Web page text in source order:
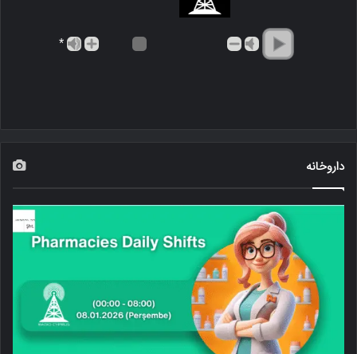
*
داروخانه